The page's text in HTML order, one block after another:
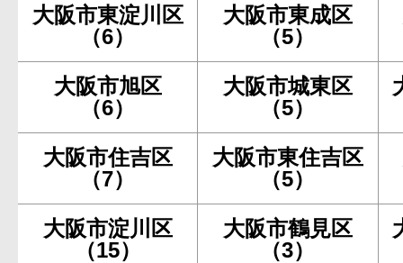
大阪市東淀川区
（6）
大阪市東成区
（5）
大阪市旭区
（6）
大阪市城東区
（5）
大阪市住吉区
（7）
大阪市東住吉区
（5）
大阪市淀川区
（15）
大阪市鶴見区
（3）